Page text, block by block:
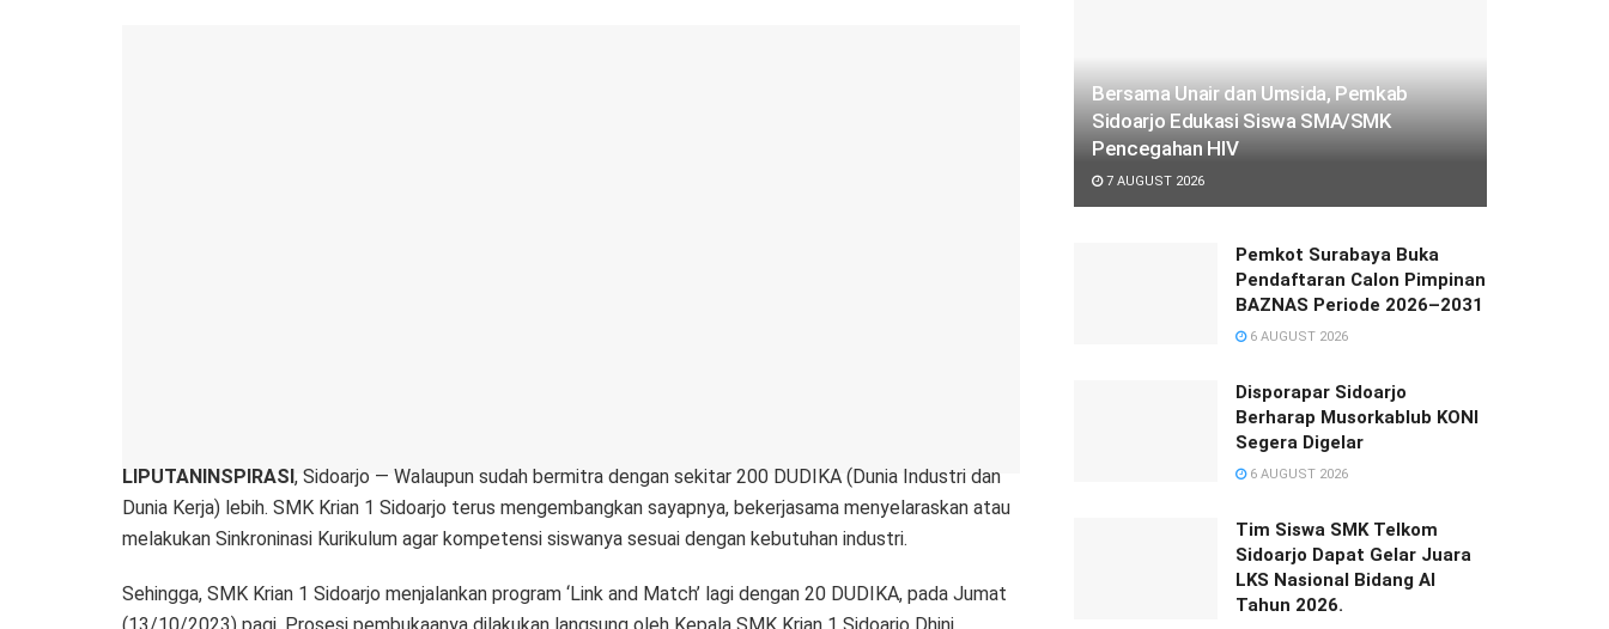
LIPUTANINSPIRASI, Sidoarjo — Walaupun sudah bermitra dengan sekitar 200 DUDIKA (Dunia Industri dan
Dunia Kerja) lebih. SMK Krian 1 Sidoarjo terus mengembangkan sayapnya, bekerjasama menyelaraskan atau
melakukan Sinkroninasi Kurikulum agar kompetensi siswanya sesuai dengan kebutuhan industri.
Sehingga, SMK Krian 1 Sidoarjo menjalankan program ‘Link and Match’ lagi dengan 20 DUDIKA, pada Jumat
Bersama Unair dan Umsida, Pemkab
Sidoarjo Edukasi Siswa SMA/SMK
Pencegahan HIV
7 AUGUST 2026
Pemkot Surabaya Buka
Pendaftaran Calon Pimpinan
BAZNAS Periode 2026–2031
6 AUGUST 2026
Disporapar Sidoarjo
Berharap Musorkablub KONI
Segera Digelar
6 AUGUST 2026
Tim Siswa SMK Telkom
Sidoarjo Dapat Gelar Juara
LKS Nasional Bidang AI
Tahun 2026.